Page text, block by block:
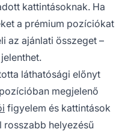
kattintásoknak. Ha
a prémium pozíciókat
az ajánlati összeget –
láthatósági előnyt
megjelenő
figyelem és kattintások
rosszabb helyezésű